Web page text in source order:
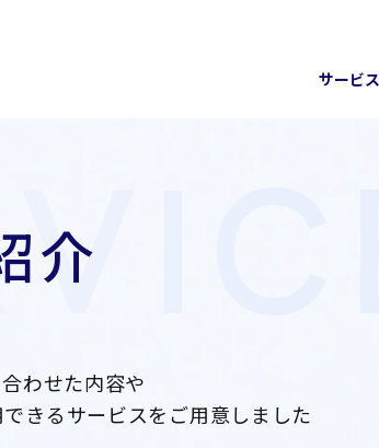
サービ
介
わせた内容や
きるサービスをご用意しました